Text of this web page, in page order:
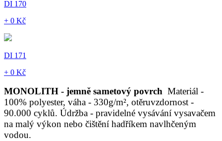
DI 170
+ 0 Kč
DI 171
+ 0 Kč
MONOLITH - jemně sametový povrch Materiál -
100% polyester, váha - 330g/m², otěruvzdornost -
90.000 cyklů. Údržba - pravidelné vysávání vysavačem
na malý výkon nebo čištění hadříkem navlhčeným
vodou.